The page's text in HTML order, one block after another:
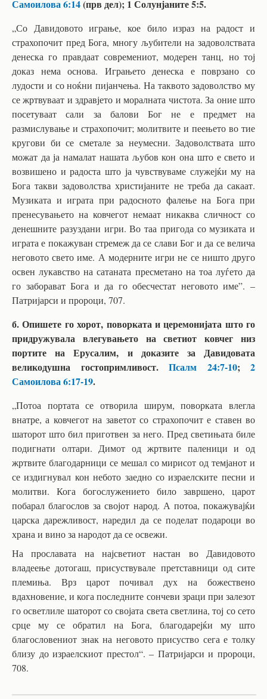
Самоилова 6:14(прв дел); 1 Солунјаните 5:5.
„Со Давидовото играње, кое било израз на радост и
страхопочит пред Бога, многу љубители на задоволствата
денеска го правдаат современиот, модерен танц, но тој
доказ нема основа. Играњето денеска е поврзано со
лудости и со ноќни пијанчења. На таквото задоволство му
се жртвуваат и здравјето и моралната чистота. За оние што
посетуваат сали за балови Бог не е предмет на
размислување и страхопочит; молитвите и пеењето во тие
кругови би се сметале за неумесни. Задоволствата што
можат да ја намалат нашата љубов кон она што е свето и
возвишено и радоста што ја чувствуваме служејќи му на
Бога такви задоволства христијаните не треба да сакаат.
Музиката и играта при радосното фалење на Бога при
пренесувањето на ковчегот немаат никаква сличност со
денешните разуздани игри. Во таа пригода со музиката и
играта е покажуван стремеж да се слави Бог и да се велича
неговото свето име. А модерните игри не се ништо друго
освен лукавство на сатаната пресметано на тоа луѓето да
го заборават Бога и да го обесчестат неговото име”. –
Патријарси и пророци, 707.
б. Опишете го хорот, поворката и церемонијата што го
придружувала влегувањето на светиот ковчег низ
портите на Ерусалим, и доказите за Давидовата
великодушна гостопримливост. Псалм 24:7-10; 2
Самоилова 6:17-19.
„Потоа портата се отворила ширум, поворката влегла
внатре, а ковчегот на заветот со страхопочит е ставен во
шаторот што бил приготвен за него. Пред светињата биле
подигнати олтари. Димот од жртвите паленици и од
жртвите благодарници се мешал со мирисот од темјанот и
се издигнувал кон небото заедно со израелските песни и
молитви. Кога богослужението било завршено, царот
побарал благослов за својот народ. А потоа, покажувајќи
царска дарежливост, наредил да се поделат подароци во
храна и вино за народот да се освежи.
На прославата на најсветиот настан во Давидовото
владеење дотогаш, присуствувале претставници од сите
племиња. Врз царот почивал дух на божествено
вдахновение, и кога последните сончеви зраци при залезот
го осветлиле шаторот со својата света светлина, тој со сето
срце му се обратил на Бога, благодарејќи му што
благословениот знак на неговото присуство сега е толку
близу до израелскиот престол“. – Патријарси и пророци,
708.